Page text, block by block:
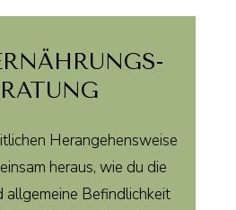
Herangehensweise
heraus, wie du die
allgemeine Befindlichkeit